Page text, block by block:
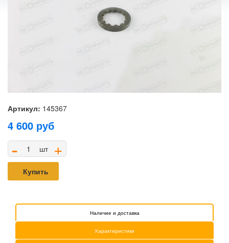
Артикул: 145367
4 600 руб
- шт +
Купить
Наличие и доставка
Характеристики